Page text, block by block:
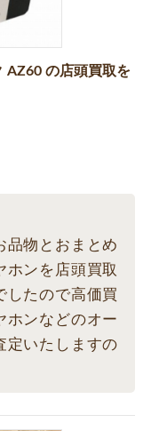
AZ60 の店頭買取を
品物とおまとめ
ホンを店頭買取
したので高価買
ホンなどのオー
定いたしますの